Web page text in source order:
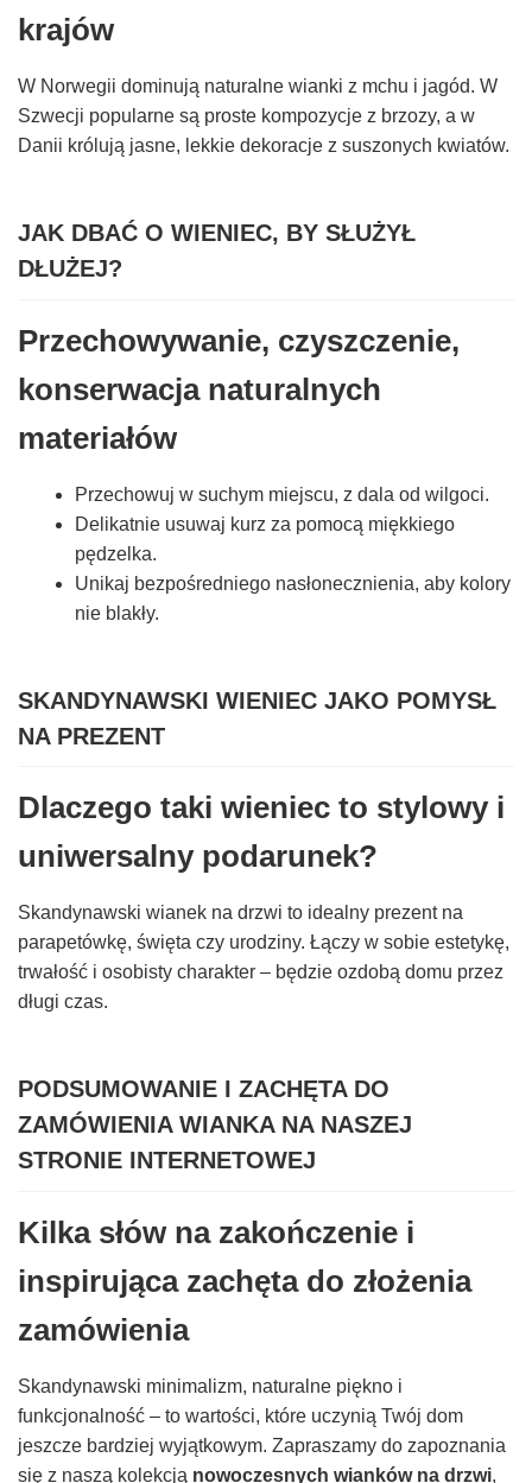
krajów
W Norwegii dominują naturalne wianki z mchu i jagód. W
Szwecji popularne są proste kompozycje z brzozy, a w
Danii królują jasne, lekkie dekoracje z suszonych kwiatów.
JAK DBAĆ O WIENIEC, BY SŁUŻYŁ
DŁUŻEJ?
Przechowywanie, czyszczenie,
konserwacja naturalnych
materiałów
Przechowuj w suchym miejscu, z dala od wilgoci.
Delikatnie usuwaj kurz za pomocą miękkiego
pędzelka.
Unikaj bezpośredniego nasłonecznienia, aby kolory
nie blakły.
SKANDYNAWSKI WIENIEC JAKO POMYSŁ
NA PREZENT
Dlaczego taki wieniec to stylowy i
uniwersalny podarunek?
Skandynawski wianek na drzwi to idealny prezent na
parapetówkę, święta czy urodziny. Łączy w sobie estetykę,
trwałość i osobisty charakter – będzie ozdobą domu przez
długi czas.
PODSUMOWANIE I ZACHĘTA DO
ZAMÓWIENIA WIANKA NA NASZEJ
STRONIE INTERNETOWEJ
Kilka słów na zakończenie i
inspirująca zachęta do złożenia
zamówienia
Skandynawski minimalizm, naturalne piękno i
funkcjonalność – to wartości, które uczynią Twój dom
jeszcze bardziej wyjątkowym. Zapraszamy do zapoznania
się z naszą kolekcją nowoczesnych wianków na drzwi,